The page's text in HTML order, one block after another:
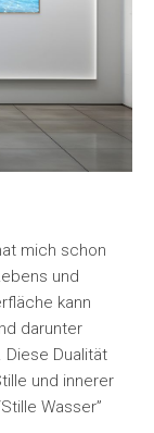
mich schon
und
kann
darunter
Dualität
und innerer
Wasser”